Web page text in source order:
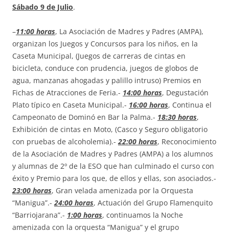
Sábado 9 de Julio.
–11:00 horas, La Asociación de Madres y Padres (AMPA),
organizan los Juegos y Concursos para los niños, en la
Caseta Municipal, (Juegos de carreras de cintas en
bicicleta, conduce con prudencia, juegos de globos de
agua, manzanas ahogadas y palillo intruso) Premios en
Fichas de Atracciones de Feria.- 14:00 horas, Degustación
Plato típico en Caseta Municipal.- 16:00 horas, Continua el
Campeonato de Dominó en Bar la Palma.- 18:30 horas,
Exhibición de cintas en Moto, (Casco y Seguro obligatorio
con pruebas de alcoholemia).-22:00 horas, Reconocimiento
de la Asociación de Madres y Padres (AMPA) a los alumnos
y alumnas de 2º de la ESO que han culminado el curso con
éxito y Premio para los que, de ellos y ellas, son asociados.-
23:00 horas, Gran velada amenizada por la Orquesta
“Manigua”.-24:00 horas, Actuación del Grupo Flamenquito
“Barriojarana”.- 1:00 horas, continuamos la Noche
amenizada con la orquesta “Manigua” y el grupo